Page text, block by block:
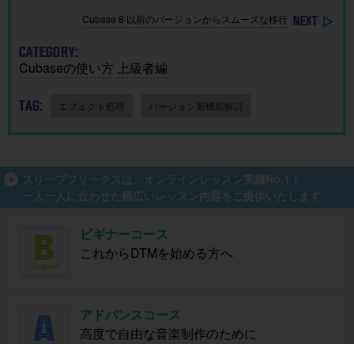
Cubase 8 以前のバージョンからスムーズな移行
CATEGORY:
Cubaseの使い方 上級者編
TAG: エフェクト処理 バージョン新機能解説
スリープフリークスは、オンラインレッスン実績No.1！
一人一人に合わせた幅広いレッスン内容をご提供いたします
ビギナーコース
これからDTMを始める方へ
アドバンスコース
高度で自由な音楽制作のために